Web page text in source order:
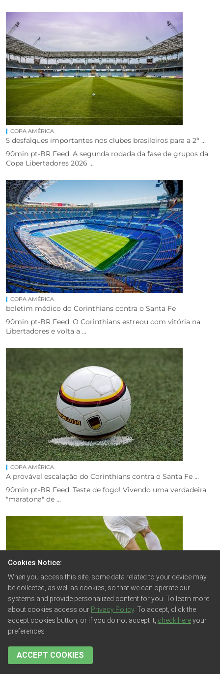
COPA AMÉRICA
5 desfalques importantes nos clubes brasileiros para a 2ª ...
90min pt-BR Feed. A segunda rodada da fase de grupos da
Copa Libertadores 2026 ...
COPA AMÉRICA
boletim médico do Corinthians contra o Santa Fe
90min pt-BR Feed. O Corinthians estreou com vitória na
Libertadores e volta a ...
COPA AMÉRICA
A provável escalação do Corinthians contra o Santa Fe ...
90min pt-BR Feed. Teste de fogo! Vivendo uma verdadeira
"maratona" de ...
COPA AMÉRICA
escalações, onde assistir e palpite
90min pt-BR Feed. O Mirassol vai cruzar o caminho da LDU
nesta terça-feira, ...
Cookies Notice:
When you access this site, some data related to your device may
be collected, as well as cookies, so that we can operate our
systems and provide personalized content for you. To learn more
about cookies access our Privacy Policy. To accept, click the
accept cookies button, or if you do not accept it, check hereyour
preferences
ACCEPT COOKIES